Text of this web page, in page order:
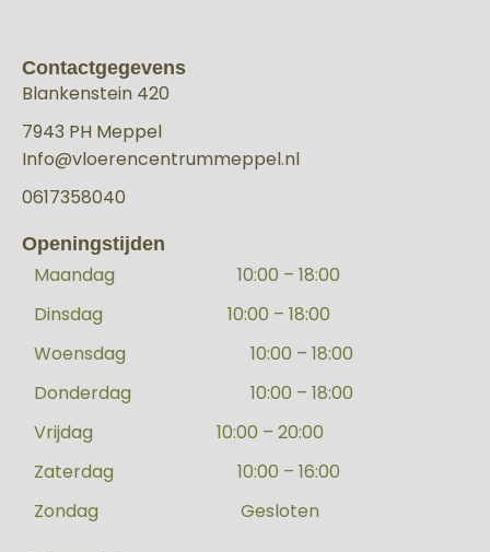
Contactgegevens
Blankenstein 420
7943 PH Meppel
Info@vloerencentrummeppel.nl
0617358040
Openingstijden
Maandag
10:00 – 18:00
Dinsdag
10:00 – 18:00
Woensdag
10:00 – 18:00
Donderdag
10:00 – 18:00
Vrijdag
10:00 – 20:00
Zaterdag
10:00 – 16:00
Zondag
Gesloten